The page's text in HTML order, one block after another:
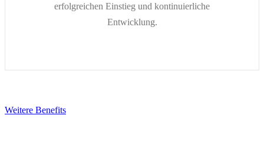
erfolgreichen Einstieg und kontinuierliche
Entwicklung.
Weitere Benefits